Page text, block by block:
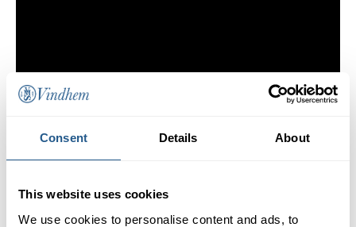
Consent Details About
This website uses cookies
We use cookies to personalise content and ads, to